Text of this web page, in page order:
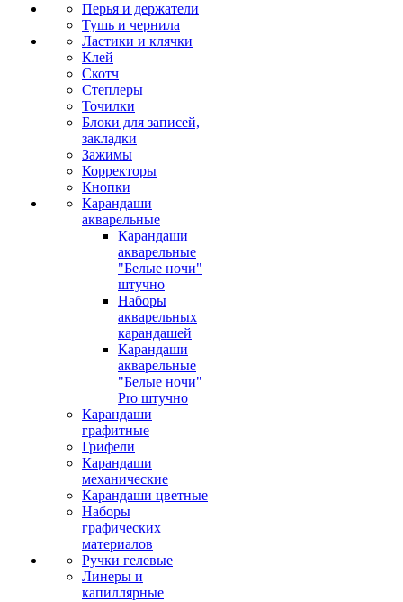
Перья и держатели
Тушь и чернила
Ластики и клячки
Клей
Скотч
Степлеры
Точилки
Блоки для записей,
закладки
Зажимы
Корректоры
Кнопки
Карандаши
акварельные
Карандаши
акварельные
"Белые ночи"
штучно
Наборы
акварельных
карандашей
Карандаши
акварельные
"Белые ночи"
Pro штучно
Карандаши
графитные
Грифели
Карандаши
механические
Карандаши цветные
Наборы
графических
материалов
Ручки гелевые
Линеры и
капиллярные